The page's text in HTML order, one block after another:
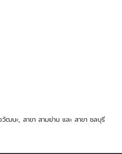
นะ, สาขา สามย่าน และ สาขา ชลบุรี